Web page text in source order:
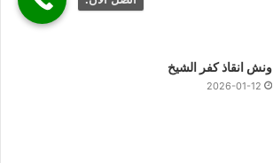
ونش انقاذ كفر الشيخ
2026-01-12